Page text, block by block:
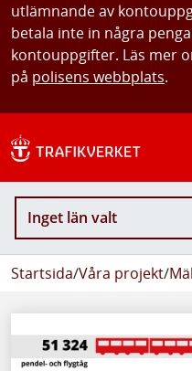
utlämnande av
betala inte in några
kontouppgifter. Läs mer
på polisens webbplats.
Inget län valt
Startsida/Våra projekt/